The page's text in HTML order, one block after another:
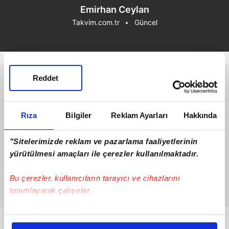
Rıza Bilgiler Reklam Ayarları Hakkında
"Sitelerimizde reklam ve pazarlama faaliyetlerinin
yürütülmesi amaçları ile çerezler kullanılmaktadır.
Bu çerezler, kullanıcıların tarayıcı ve cihazlarını
tanımlayarak çalışırlar.
Bu çerezlere izin vermeniz halinde sizlere özel
Reddet
Emirhan Ceylan
Takvim.com.tr Güncel